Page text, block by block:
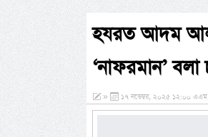
হযরত আদম
‘নাফরমান’
» ১৭ নভেম্বর, ২০২৫ ১২:০০